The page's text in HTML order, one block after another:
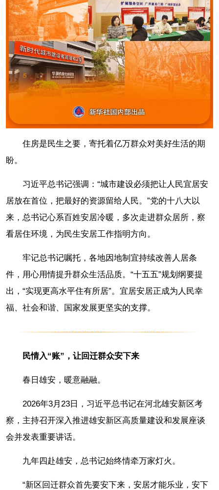
住房是民生之要，寄托着亿万群众对美好生活的期
盼。
习近平总书记强调：“城市建设必须把让人民宜居安
居放在首位，把最好的资源留给人民。”党的十八大以
来，总书记心系百姓安居冷暖，多次走进群众居所，察
看居住环境，为民生安居工作指明方向。
牢记总书记嘱托，各地因地制宜持续改善人居条
件，用心用情提升群众生活品质。“十五五”规划纲要提
出，“实现更高水平住有所居”。宜居安居正成为人民幸
福、社会和谐、国家发展更坚实的支撑。
民情入“账”，让回迁群众安下来
春日雄安，暖意融融。
2026年3月23日，习近平总书记在河北雄安新区考
察，主持召开深入推进雄安新区高质量建设和发展座谈
会并发表重要讲话。
九年四赴雄安，总书记始终情牵万家灯火。
“新区回迁群众首先要安下来，安居才能乐业，安下